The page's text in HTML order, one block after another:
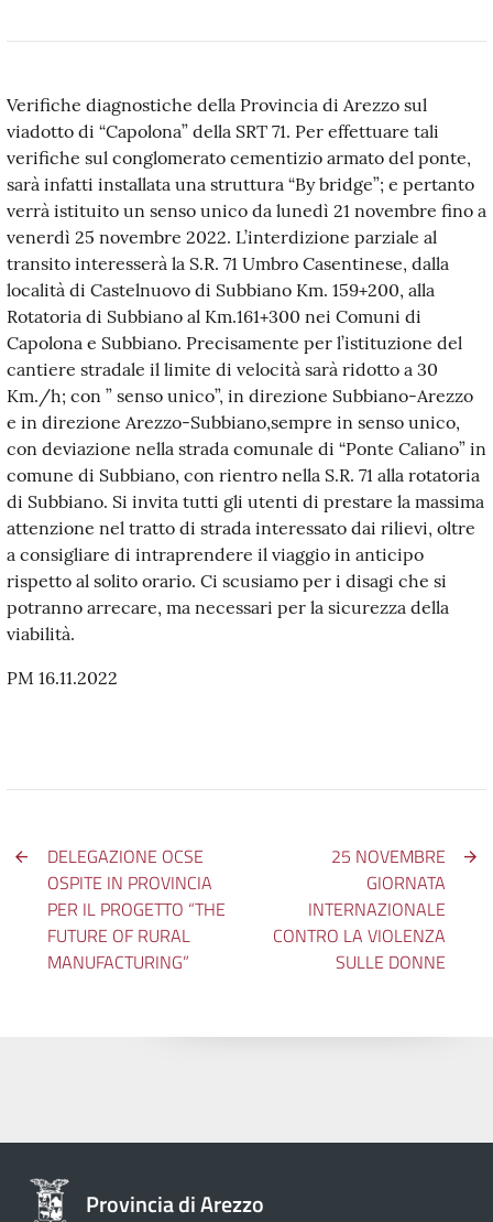
Verifiche diagnostiche della Provincia di Arezzo sul
viadotto di “Capolona” della SRT 71. Per effettuare tali
verifiche sul conglomerato cementizio armato del ponte,
sarà infatti installata una struttura “By bridge”; e pertanto
verrà istituito un senso unico da lunedì 21 novembre fino a
venerdì 25 novembre 2022. L’interdizione parziale al
transito interesserà la S.R. 71 Umbro Casentinese, dalla
località di Castelnuovo di Subbiano Km. 159+200, alla
Rotatoria di Subbiano al Km.161+300 nei Comuni di
Capolona e Subbiano. Precisamente per l’istituzione del
cantiere stradale il limite di velocità sarà ridotto a 30
Km./h; con ” senso unico”, in direzione Subbiano-Arezzo
e in direzione Arezzo-Subbiano,sempre in senso unico,
con deviazione nella strada comunale di “Ponte Caliano” in
comune di Subbiano, con rientro nella S.R. 71 alla rotatoria
di Subbiano. Si invita tutti gli utenti di prestare la massima
attenzione nel tratto di strada interessato dai rilievi, oltre
a consigliare di intraprendere il viaggio in anticipo
rispetto al solito orario. Ci scusiamo per i disagi che si
potranno arrecare, ma necessari per la sicurezza della
viabilità.
PM 16.11.2022
DELEGAZIONE OCSE
OSPITE IN PROVINCIA
PER IL PROGETTO “THE
FUTURE OF RURAL
MANUFACTURING”
25 NOVEMBRE
GIORNATA
INTERNAZIONALE
CONTRO LA VIOLENZA
SULLE DONNE
Provincia di Arezzo